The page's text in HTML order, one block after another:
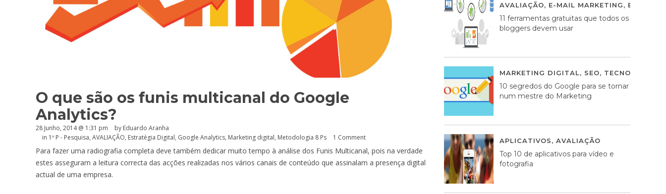
O que são os funis multicanal do Google
Analytics?
28 Junho, 2014 @ 1:31 pm by Eduardo Aranha
in 1º P - Pesquisa, AVALIAÇÃO, Estratégia Digital, Google Analytics, Marketing digital, Metodologia 8 Ps 1 Comment
Para fazer uma radiografia completa deve também dedicar muito tempo à análise dos Funis Multicanal, pois na verdade
estes asseguram a leitura correcta das acções realizadas nos vários canais de conteúdo que assinalam a presença digital
actual de uma empresa.
AVALIAÇÃO, E-MAIL MARKETING,
11 ferramentas gratuitas que todos os
bloggers devem usar
MARKETING DIGITAL, SEO, TECNOLOGIA
10 segredos do Google para se tornar
num mestre do Marketing
APLICATIVOS, AVALIAÇÃO
Top 10 de aplicativos para vídeo e
fotografia